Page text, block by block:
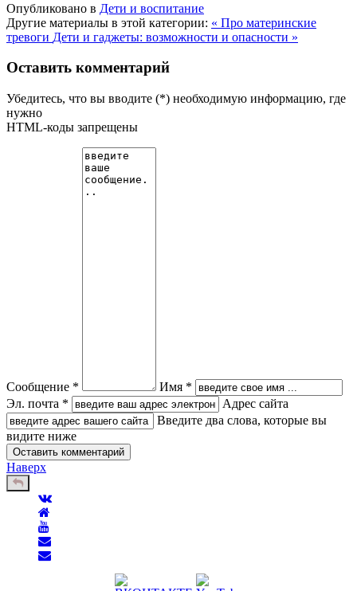
Опубликовано в Дети и воспитание
Другие материалы в этой категории: « Про материнские
тревоги Дети и гаджеты: возможности и опасности »
Оставить комментарий
Убедитесь, что вы вводите (*) необходимую информацию, где
нужно
HTML-коды запрещены
Сообщение *
Имя *
Эл. почта *
Адрес сайта
Введите два слова, которые вы
видите ниже
Наверх